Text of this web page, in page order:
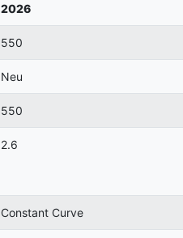
2026
550
Neu
550
2.6
Constant Curve